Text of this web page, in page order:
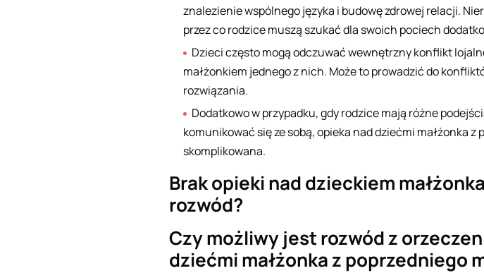
znalezienie wspólnego języka i budowę zdrowej relacji.
przez co rodzice muszą szukać dla swoich pociech
Dzieci często mogą odczuwać wewnętrzny konflikt
małżonkiem jednego z nich. Może to prowadzić do
rozwiązania.
Dodatkowo w przypadku, gdy rodzice mają różne
komunikować się ze sobą, opieka nad dziećmi małżonka
skomplikowana.
Brak opieki nad dzieckiem
rozwód?
Czy możliwy jest rozwód z
dziećmi małżonka z poprzedniego